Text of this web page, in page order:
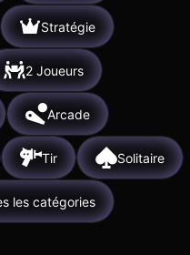
Stratégie
2 Joueurs
Arcade
Tir Solitaire
les catégories